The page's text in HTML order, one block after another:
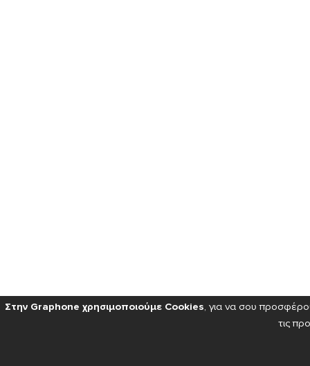
Στην Graphone χρησιμοποιούμε Cookies, για να σου
τις